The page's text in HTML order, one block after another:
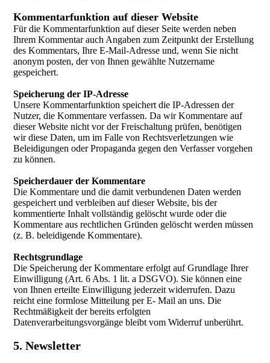
Kommentarfunktion auf dieser Website
Für die Kommentarfunktion auf dieser Seite werden neben
Ihrem Kommentar auch Angaben zum Zeitpunkt der Erstellung
des Kommentars, Ihre E-Mail-Adresse und, wenn Sie nicht
anonym posten, der von Ihnen gewählte Nutzername
gespeichert.
Speicherung der IP-Adresse
Unsere Kommentarfunktion speichert die IP-Adressen der
Nutzer, die Kommentare verfassen. Da wir Kommentare auf
dieser Website nicht vor der Freischaltung prüfen, benötigen
wir diese Daten, um im Falle von Rechtsverletzungen wie
Beleidigungen oder Propaganda gegen den Verfasser vorgehen
zu können.
Speicherdauer der Kommentare
Die Kommentare und die damit verbundenen Daten werden
gespeichert und verbleiben auf dieser Website, bis der
kommentierte Inhalt vollständig gelöscht wurde oder die
Kommentare aus rechtlichen Gründen gelöscht werden müssen
(z. B. beleidigende Kommentare).
Rechtsgrundlage
Die Speicherung der Kommentare erfolgt auf Grundlage Ihrer
Einwilligung (Art. 6 Abs. 1 lit. a DSGVO). Sie können eine
von Ihnen erteilte Einwilligung jederzeit widerrufen. Dazu
reicht eine formlose Mitteilung per E- Mail an uns. Die
Rechtmäßigkeit der bereits erfolgten
Datenverarbeitungsvorgänge bleibt vom Widerruf unberührt.
5. Newsletter